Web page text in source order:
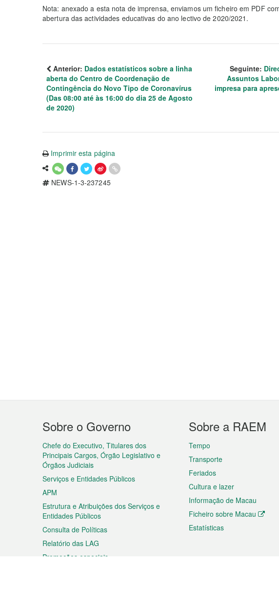
Nota: anexado a esta nota de imprensa, enviamos um ficheiro em PDF
abertura das actividades educativas do ano lectivo de 2020/2021.
Anterior: Dados estatísticos sobre a linha
aberta do Centro de Coordenação de
Contingência do Novo Tipo de Coronavírus
(Das 08:00 até às 16:00 do dia 25 de Agosto
de 2020)
Seguinte:
Assuntos
impresa para
Imprimir esta página
NEWS-1-3-237245
Menu
do
rodapé
Sobre o Governo
Chefe do Executivo, Titulares dos
Principais Cargos, Órgão Legislativo e
Órgãos Judiciais
Serviços e Entidades Públicos
APM
Estrutura e Atribuições dos Serviços e
Entidades Públicos
Consulta de Políticas
Relatório das LAG
Promoções especiais
Sobre a RAEM
Tempo
Transporte
Feriados
Cultura e lazer
Informação de Macau
Ficheiro sobre Macau
Estatísticas